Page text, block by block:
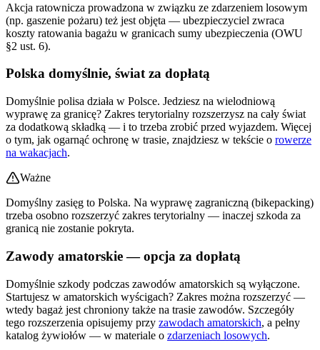
Akcja ratownicza prowadzona w związku ze zdarzeniem losowym
(np. gaszenie pożaru) też jest objęta — ubezpieczyciel zwraca
koszty ratowania bagażu w granicach sumy ubezpieczenia (OWU
§2 ust. 6).
Polska domyślnie, świat za dopłatą
Domyślnie polisa działa w Polsce. Jedziesz na wielodniową
wyprawę za granicę? Zakres terytorialny rozszerzysz na cały świat
za dodatkową składką — i to trzeba zrobić przed wyjazdem. Więcej
o tym, jak ogarnąć ochronę w trasie, znajdziesz w tekście o rowerze
na wakacjach.
Ważne
Domyślny zasięg to Polska. Na wyprawę zagraniczną (bikepacking)
trzeba osobno rozszerzyć zakres terytorialny — inaczej szkoda za
granicą nie zostanie pokryta.
Zawody amatorskie — opcja za dopłatą
Domyślnie szkody podczas zawodów amatorskich są wyłączone.
Startujesz w amatorskich wyścigach? Zakres można rozszerzyć —
wtedy bagaż jest chroniony także na trasie zawodów. Szczegóły
tego rozszerzenia opisujemy przy zawodach amatorskich, a pełny
katalog żywiołów — w materiale o zdarzeniach losowych.